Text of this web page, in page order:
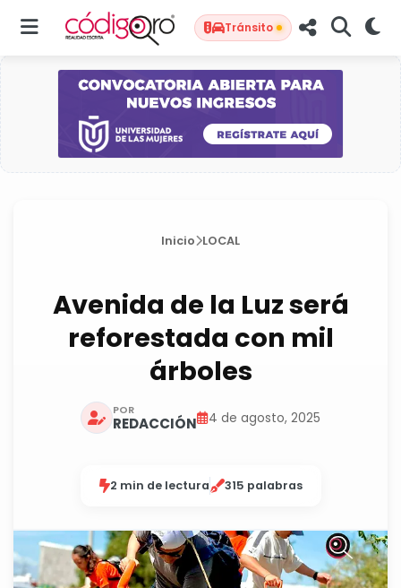
Tránsito
Inicio LOCAL
Avenida de la Luz será
reforestada con mil
árboles
POR
REDACCIÓN 4 de agosto, 2025
2 min de lectura 315 palabras